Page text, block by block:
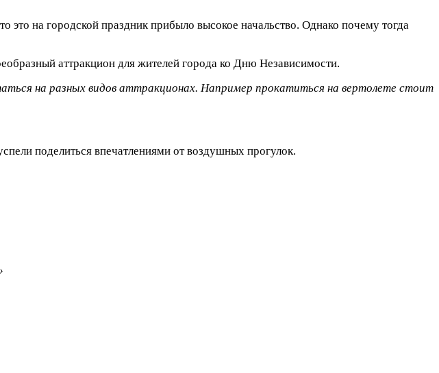
на городской праздник прибыло высокое начальство. Однако почему тогда
аттракцион для жителей города ко Дню Независимости.
на разных видов аттракционах. Например прокатиться на вертолете стоит
поделиться впечатлениями от воздушных прогулок.